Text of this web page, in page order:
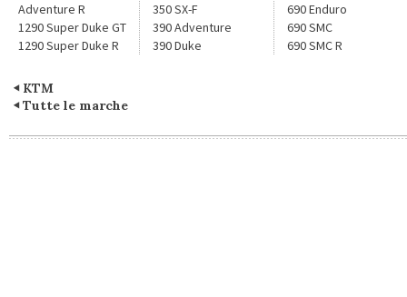
Adventure R
1290 Super Duke GT
1290 Super Duke R
350 SX-F
390 Adventure
390 Duke
690 Enduro
690 SMC
690 SMC R
KTM
Tutte le marche